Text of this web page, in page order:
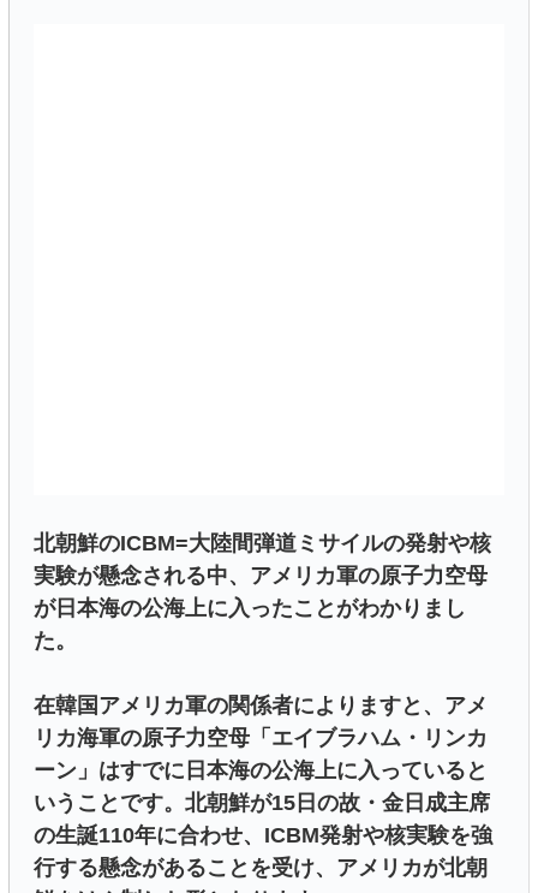
北朝鮮のICBM=大陸間弾道ミサイルの発射や核
実験が懸念される中、アメリカ軍の原子力空母
が日本海の公海上に入ったことがわかりまし
た。
在韓国アメリカ軍の関係者によりますと、アメ
リカ海軍の原子力空母「エイブラハム・リンカ
ーン」はすでに日本海の公海上に入っていると
いうことです。北朝鮮が15日の故・金日成主席
の生誕110年に合わせ、ICBM発射や核実験を強
行する懸念があることを受け、アメリカが北朝